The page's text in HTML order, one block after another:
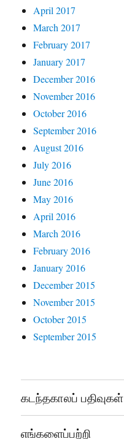
April 2017
March 2017
February 2017
January 2017
December 2016
November 2016
October 2016
September 2016
August 2016
July 2016
June 2016
May 2016
April 2016
March 2016
February 2016
January 2016
December 2015
November 2015
October 2015
September 2015
கடந்தகாலப் பதிவுகள்
எங்களைப்பற்றி